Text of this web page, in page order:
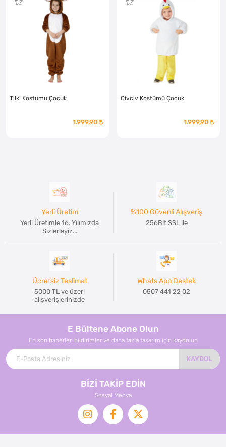
Tilki Kostümü Çocuk
1.999,90
Civciv Kostümü Çocuk
1.999,90
Yerli Üretim
Yerli Üretimle 16. Yılımızda
Sizlerleyiz...
%100 Güvenli Alışveriş
256Bit SSL ile
Ücretsiz Teslimat
5000 TL ve üzeri
alışverişlerinizde
Whats App Destek
0507 441 22 02
E Bültene Abone Olun
En son haberler, bildirimler ve daha fazla tasarım için kaydolun
KAYDOL
BİZİ TAKİP EDİN
Sosyal Medya